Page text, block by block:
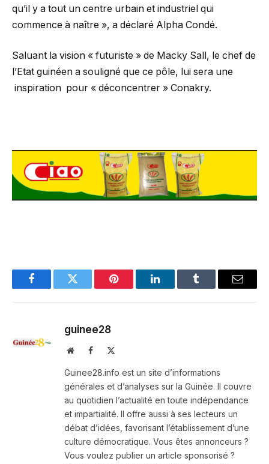
qu’il y a tout un centre urbain et industriel qui
commence à naître », a déclaré Alpha Condé.
Saluant la vision « futuriste » de Macky Sall, le chef de
l’Etat guinéen a souligné que ce pôle, lui sera une
inspiration pour « déconcentrer » Conakry.
FacebookTwitter Pinterest LinkedInTumblr Email
guinee28
WebsiteFacebook
Guinee28.info est un site d’informations
générales et d’analyses sur la Guinée. Il couvre
au quotidien l’actualité en toute indépendance
et impartialité. Il offre aussi à ses lecteurs un
débat d’idées, favorisant l’établissement d’une
culture démocratique. Vous êtes annonceurs ?
Vous voulez publier un article sponsorisé ?